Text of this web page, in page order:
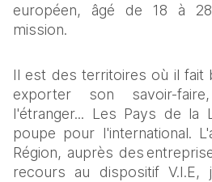
européen, âgé de 18 à
mission.
Il est des territoires où il fait
exporter son savoir-
l'étranger... Les Pays de
poupe pour l'international.
Région, auprès des
recours au dispositif